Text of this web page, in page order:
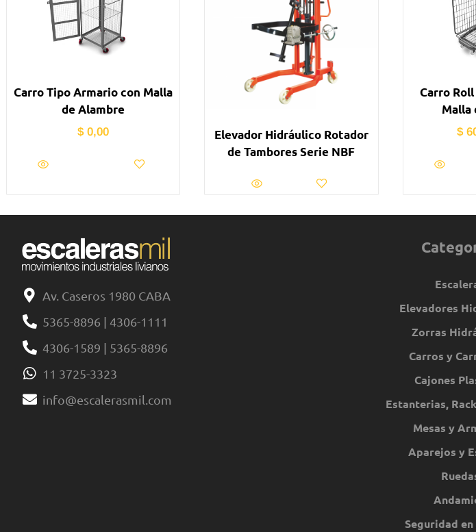
Carro Tipo Armario con Malla
de Alambre
$0,00
Elevador Hidráulico Rotador
de Tambores Serie NBF
Carro
Malla
$
Av. Caseros 1980 CABA
5365-8896 | 4306-1111
4306-1589 | 5365-8896
11 3725-3323
info@escalerasmil.com
Elevadores
Zorras
Carros y
Cajones
Estanterias,
Mesas y
Aparejos y
Seguridad